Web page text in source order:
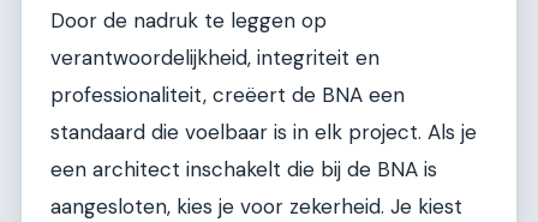
Door de nadruk te leggen op
verantwoordelijkheid, integriteit en
professionaliteit, creëert de BNA een
standaard die voelbaar is in elk project. Als je
een architect inschakelt die bij de BNA is
aangesloten, kies je voor zekerheid. Je kiest